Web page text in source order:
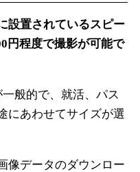
設置されているスピー
円程度で撮影が可能で
般的で、就活、パス
にあわせてサイズが選
像データのダウンロー